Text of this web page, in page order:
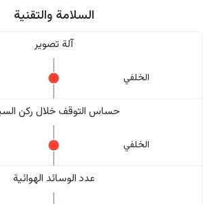
السلامة والتقنية
آلة تصوير
الخلفي
حساس التوقف خلال ركن
الخلفي
عدد الوسائد الهوائية